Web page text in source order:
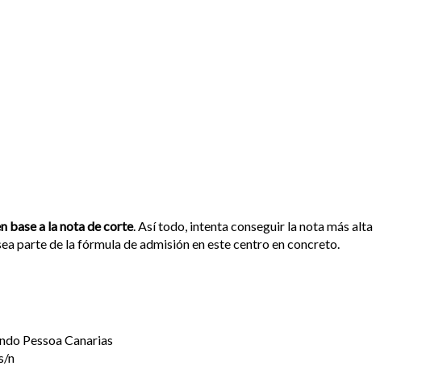
base a la nota de corte. Así todo, intenta conseguir la nota más alta
parte de la fórmula de admisión en este centro en concreto.
Pessoa Canarias
n